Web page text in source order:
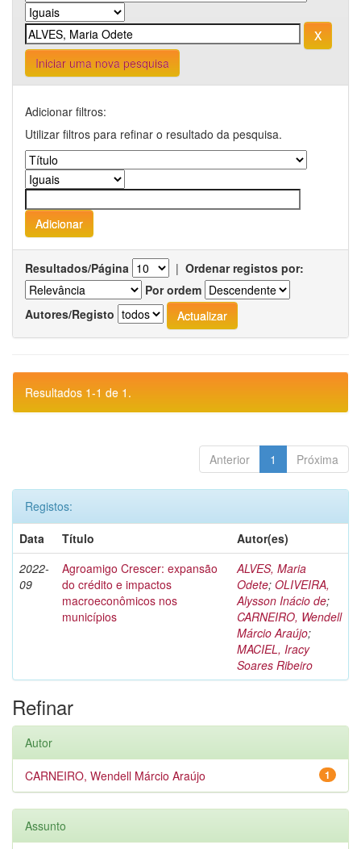
Iniciar uma nova pesquisa
Adicionar filtros:
Utilizar filtros para refinar o resultado da pesquisa.
Resultados/Página | Ordenar registos por:
Por ordem
Autores/Registo
Resultados 1-1 de 1.
Anterior 1 Próxima
Registos:
Data
Título
Autor(es)
2022-
09
Agroamigo Crescer: expansão
do crédito e impactos
macroeconômicos nos
municípios
ALVES, Maria
Odete; OLIVEIRA,
Alysson Inácio de;
CARNEIRO, Wendell
Márcio Araújo;
MACIEL, Iracy
Soares Ribeiro
Refinar
Autor
1
CARNEIRO, Wendell Márcio Araújo
Assunto